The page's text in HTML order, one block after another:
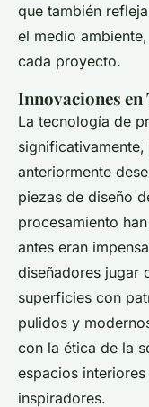
que también
el medio
cada proyecto.
Innovaciones
La tecnología de
anteriormente
piezas de diseño
procesamiento
antes eran
diseñadores jugar
superficies con
pulidos y
con la ética de la
espacios
inspiradores.